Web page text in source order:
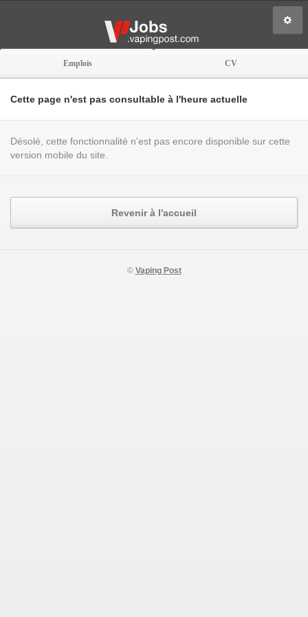
Emplois CV
Cette page n'est pas consultable à l'heure actuelle
Désolé, cette fonctionnalité n'est pas encore disponible sur cette
version mobile du site.
Revenir à l'accueil
© Vaping Post